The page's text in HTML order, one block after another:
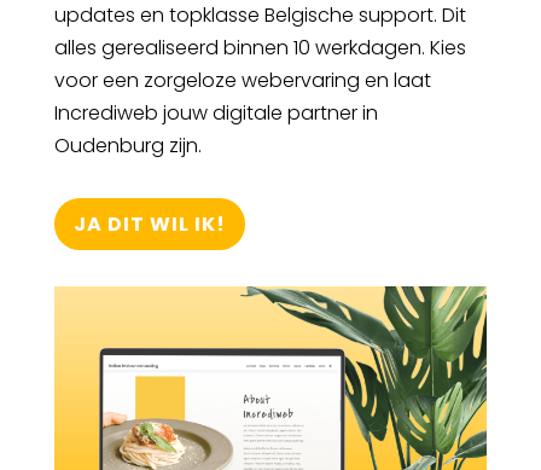
updates en topklasse Belgische support. Dit
alles gerealiseerd binnen 10 werkdagen. Kies
voor een zorgeloze webervaring en laat
Incrediweb jouw digitale partner in
Oudenburg zijn.
JA DIT WIL IK!